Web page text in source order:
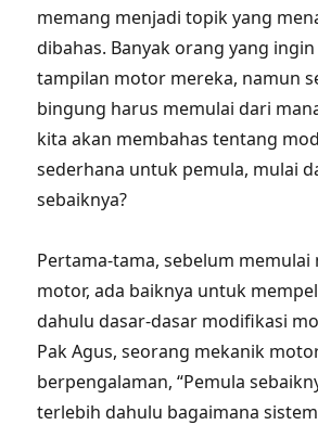
memang menjadi topik yang
dibahas. Banyak orang yang
tampilan motor mereka, namun
bingung harus memulai dari
kita akan membahas tentang
sederhana untuk pemula, mulai
sebaiknya?
Pertama-tama, sebelum memulai
motor, ada baiknya untuk
dahulu dasar-dasar modifikasi
Pak Agus, seorang mekanik
berpengalaman, “Pemula
terlebih dahulu bagaimana